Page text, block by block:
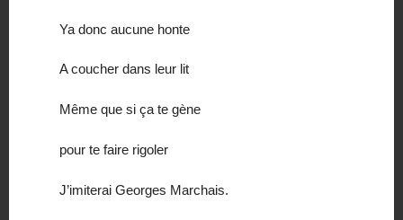
Ya donc aucune honte
A coucher dans leur lit
Même que si ça te gène
pour te faire rigoler
J’imiterai Georges Marchais.